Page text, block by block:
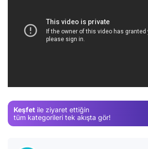
Keşfet ile ziyaret ettiğin
tüm kategorileri tek akışta gör!